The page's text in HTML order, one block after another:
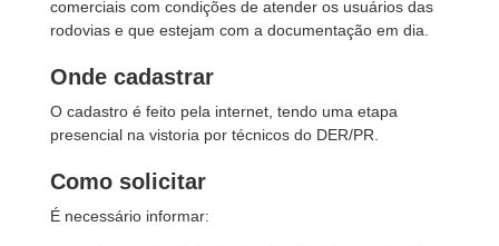
comerciais com condições de atender os usuários das
rodovias e que estejam com a documentação em dia.
Onde cadastrar
O cadastro é feito pela internet, tendo uma etapa
presencial na vistoria por técnicos do DER/PR.
Como solicitar
É necessário informar: